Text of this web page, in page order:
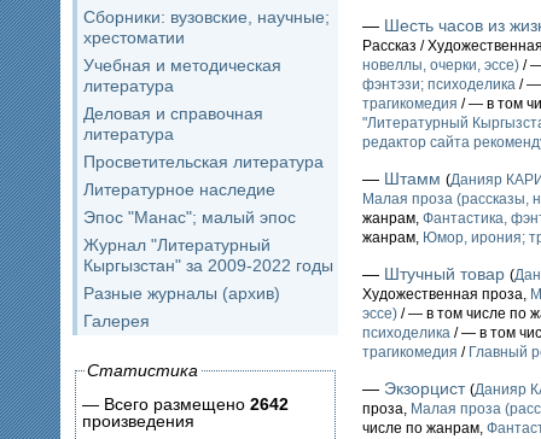
Сборники: вузовские, научные;
хрестоматии
Учебная и методическая
литература
Деловая и справочная
литература
Просветительская литература
Литературное наследие
Эпос "Манас"; малый эпос
Журнал "Литературный
Кыргызстан" за 2009-2022 годы
Разные журналы (архив)
Галерея
Статистика
— Всего размещено 2642
произведения
— Шесть часов из
Рассказ /
новеллы, очерки, эссе) /
фэнтэзи; психоделика / —
трагикомедия / — в том
"Литературный
редактор сайта
— Штамм (Данияр
Малая проза (рассказы,
жанрам, Фантастика,
жанрам, Юмор, ирония;
— Штучный товар (
Художественная проза,
эссе) / — в том числе по
психоделика / — в том
трагикомедия / Главный
— Экзорцист (Данияр
проза, Малая проза
числе по жанрам,